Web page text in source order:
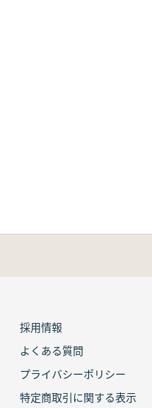
採用情報
よくある質問
プライバシーポリシー
特定商取引に関する表示